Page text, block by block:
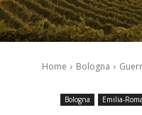
Home Bologna
Bologna Emilia-